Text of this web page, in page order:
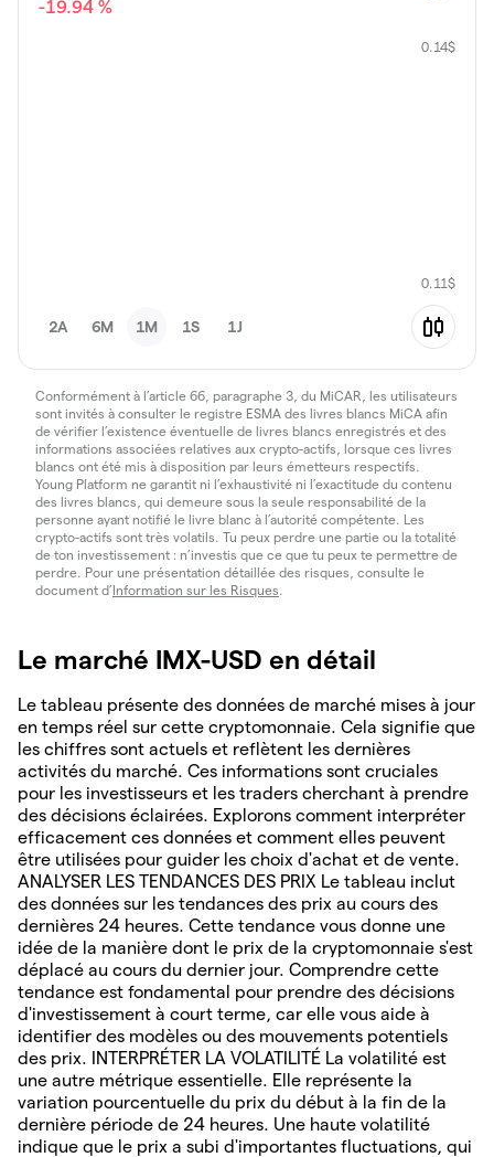
-19.94 %
0.14$
0.11$
2A 6M 1M 1S 1J
Conformément à l’article 66, paragraphe 3, du MiCAR, les utilisateurs
sont invités à consulter le registre ESMA des livres blancs MiCA afin
de vérifier l’existence éventuelle de livres blancs enregistrés et des
informations associées relatives aux crypto-actifs, lorsque ces livres
blancs ont été mis à disposition par leurs émetteurs respectifs.
Young Platform ne garantit ni l’exhaustivité ni l’exactitude du contenu
des livres blancs, qui demeure sous la seule responsabilité de la
personne ayant notifié le livre blanc à l’autorité compétente. Les
crypto-actifs sont très volatils. Tu peux perdre une partie ou la totalité
de ton investissement : n’investis que ce que tu peux te permettre de
perdre. Pour une présentation détaillée des risques, consulte le
document d’Information sur les Risques.
Le marché IMX-USD en détail
Le tableau présente des données de marché mises à jour
en temps réel sur cette cryptomonnaie. Cela signifie que
les chiffres sont actuels et reflètent les dernières
activités du marché. Ces informations sont cruciales
pour les investisseurs et les traders cherchant à prendre
des décisions éclairées. Explorons comment interpréter
efficacement ces données et comment elles peuvent
être utilisées pour guider les choix d'achat et de vente.
ANALYSER LES TENDANCES DES PRIX Le tableau inclut
des données sur les tendances des prix au cours des
dernières 24 heures. Cette tendance vous donne une
idée de la manière dont le prix de la cryptomonnaie s'est
déplacé au cours du dernier jour. Comprendre cette
tendance est fondamental pour prendre des décisions
d'investissement à court terme, car elle vous aide à
identifier des modèles ou des mouvements potentiels
des prix. INTERPRÉTER LA VOLATILITÉ La volatilité est
une autre métrique essentielle. Elle représente la
variation pourcentuelle du prix du début à la fin de la
dernière période de 24 heures. Une haute volatilité
indique que le prix a subi d'importantes fluctuations, qui